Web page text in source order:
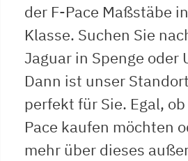
der F-Pace Maßstäbe
Klasse. Suchen Sie
Jaguar in Spenge oder
Dann ist unser
perfekt für Sie. Egal,
Pace kaufen möchten
mehr über dieses